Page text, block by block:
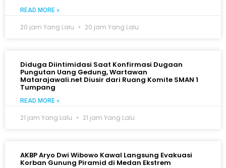
READ MORE »
20 jam Yang Lalu 20 jam Yang Lalu
Diduga Diintimidasi Saat Konfirmasi Dugaan
Pungutan Uang Gedung, Wartawan
Matarajawali.net Diusir dari Ruang Komite SMAN 1
Tumpang
READ MORE »
21 jam Yang Lalu 21 jam Yang Lalu
AKBP Aryo Dwi Wibowo Kawal Langsung Evakuasi
Korban Gunung Piramid di Medan Ekstrem